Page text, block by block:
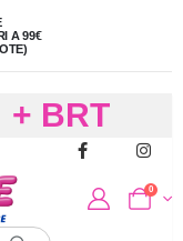
A 99€
+ BRT
FREDDO
0